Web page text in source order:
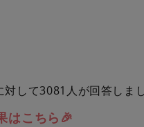
対して3081人が回答しま
はこちら🎉